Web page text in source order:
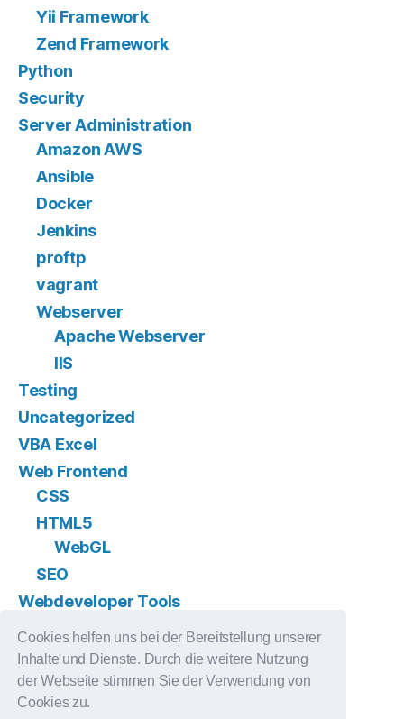
Cookies helfen uns bei der Bereitstellung unserer
Inhalte und Dienste. Durch die weitere Nutzung
der Webseite stimmen Sie der Verwendung von
Cookies zu.
Yii Framework
Zend Framework
Python
Security
Server Administration
Amazon AWS
Ansible
Docker
Jenkins
proftp
vagrant
Webserver
Apache Webserver
IIS
Testing
Uncategorized
VBA Excel
Web Frontend
CSS
HTML5
WebGL
SEO
Webdeveloper Tools
Subversion